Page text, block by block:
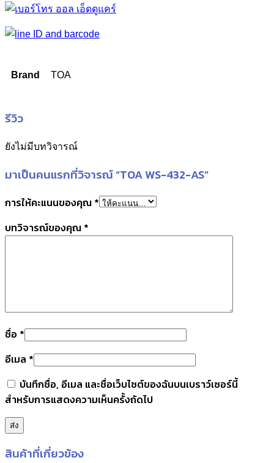
Brand TOA
รีวิว
ยังไม่มีบทวิจารณ์
มาเป็นคนแรกที่วิจารณ์ “TOA WS-432-AS”
การให้คะแนนของคุณ *
บทวิจารณ์ของคุณ *
ชื่อ *
อีเมล *
บันทึกชื่อ, อีเมล และชื่อเว็บไซต์ของฉันบนเบราว์เซอร์นี้
สำหรับการแสดงความเห็นครั้งถัดไป
สินค้าที่เกี่ยวข้อง